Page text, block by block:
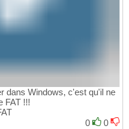
dans Windows, c'est qu'il ne
FAT !!!
0
0